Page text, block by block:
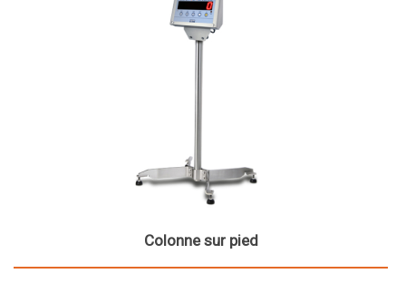
Colonne sur pied